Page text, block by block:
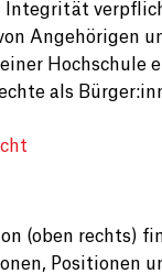
Integrität
Angehörigen
Hochschule
als
(oben rechts)
Positionen